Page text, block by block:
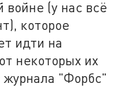
войне (у нас всё
которое
идти на
некоторых их
"Форбс"